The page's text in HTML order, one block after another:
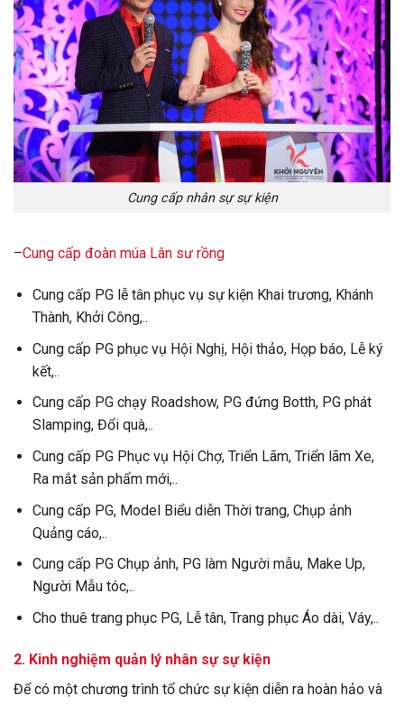
Cung cấp nhân sự sự kiện
–Cung cấp đoàn múa Lân sư rồng
Cung cấp PG lễ tân phục vụ sự kiện Khai trương, Khánh
Thành, Khởi Công,..
Cung cấp PG phục vụ Hội Nghị, Hội thảo, Họp báo, Lễ ký
kết,..
Cung cấp PG chạy Roadshow, PG đứng Botth, PG phát
Slamping, Đổi quà,..
Cung cấp PG Phục vụ Hội Chợ, Triển Lãm, Triển lãm Xe,
Ra mắt sản phẩm mới,..
Cung cấp PG, Model Biểu diễn Thời trang, Chụp ảnh
Quảng cáo,..
Cung cấp PG Chụp ảnh, PG làm Người mẫu, Make Up,
Người Mẫu tóc,..
Cho thuê trang phục PG, Lễ tân, Trang phục Áo dài, Váy,..
2. Kinh nghiệm quản lý nhân sự sự kiện
Để có một chương trình tổ chức sự kiện diễn ra hoàn hảo và